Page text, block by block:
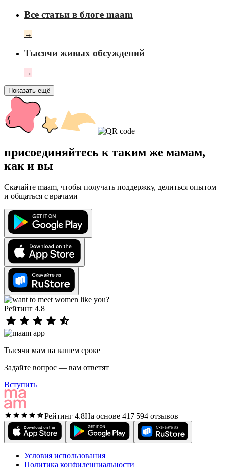
Все статьи в блоге maam
→
Тысячи живых обсуждений
→
Показать ещё
присоединяйтесь к таким же мамам,
как и вы
Скачайте maam, чтобы получать поддержку, делиться опытом
и общаться с врачами
Рейтинг 4.8
Тысячи мам на вашем сроке
Задайте вопрос — вам ответят
Вступить
Рейтинг 4.8На основе 417 594 отзывов
Условия использования
Политика конфиденциальности